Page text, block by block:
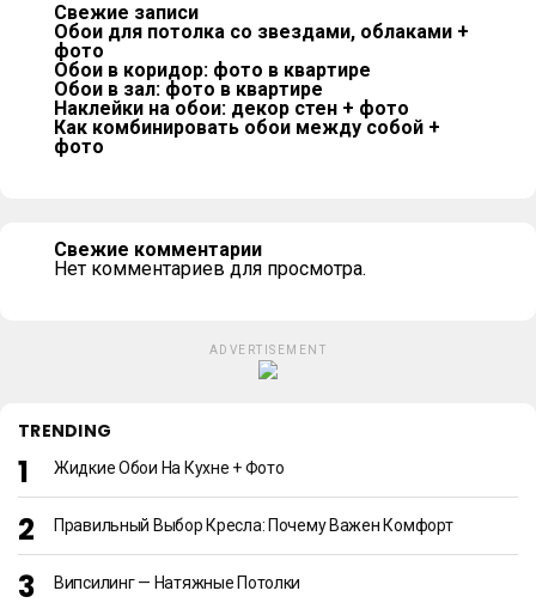
Свежие записи
Обои для потолка со звездами, облаками +
фото
Обои в коридор: фото в квартире
Обои в зал: фото в квартире
Наклейки на обои: декор стен + фото
Как комбинировать обои между собой +
фото
Свежие комментарии
Нет комментариев для просмотра.
ADVERTISEMENT
TRENDING
Жидкие Обои На Кухне + Фото
Правильный Выбор Кресла: Почему Важен Комфорт
Випсилинг — Натяжные Потолки